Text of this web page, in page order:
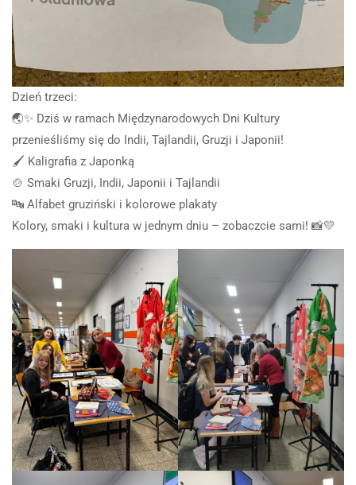
Dzień trzeci:
🌏✨ Dziś w ramach Międzynarodowych Dni Kultury
przenieśliśmy się do Indii, Tajlandii, Gruzji i Japonii!
🖌️ Kaligrafia z Japonką
🍲 Smaki Gruzji, Indii, Japonii i Tajlandii
🔤 Alfabet gruziński i kolorowe plakaty
Kolory, smaki i kultura w jednym dniu – zobaczcie sami! 📸💛